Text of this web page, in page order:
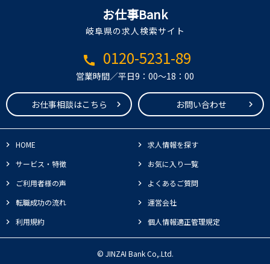
お仕事Bank
岐阜県の求人検索サイト
call 0120-5231-89
営業時間／平日9：00～18：00
お仕事相談はこちら お問い合わせ
HOME
求人情報を探す
サービス・特徴
お気に入り一覧
ご利用者様の声
よくあるご質問
転職成功の流れ
運営会社
利用規約
個人情報適正管理規定
© JINZAI Bank Co,.Ltd.